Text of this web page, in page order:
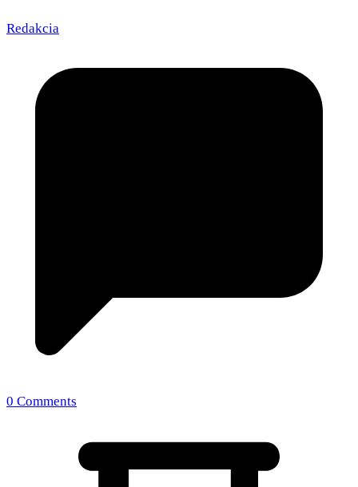
Redakcia
0 Comments